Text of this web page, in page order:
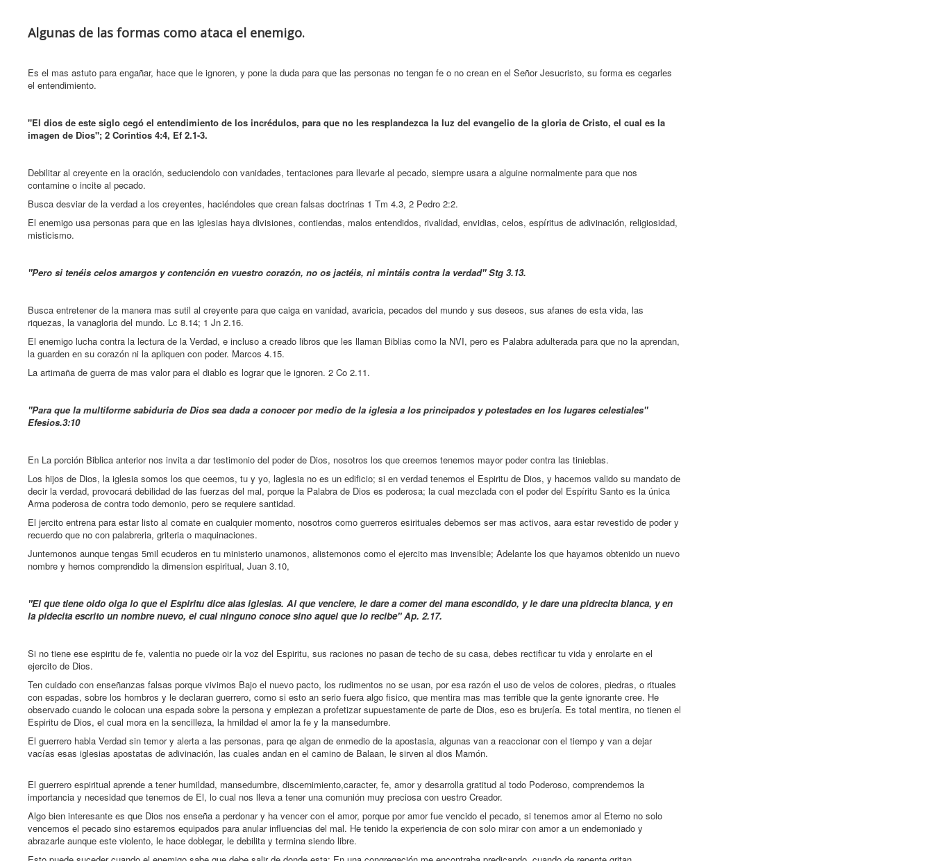
Algunas de las formas como ataca el enemigo.
Es el mas astuto para engañar, hace que le ignoren, y pone la duda para que las personas no tengan fe o no crean en el Señor Jesucristo, su forma es cegarles
el entendimiento.
"El dios de este siglo cegó el entendimiento de los incrédulos, para que no les resplandezca la luz del evangelio de la gloria de Cristo, el cual es la
imagen de Dios"; 2 Corintios 4:4, Ef 2.1-3.
Debilitar al creyente en la oración, seduciendolo con vanidades, tentaciones para llevarle al pecado, siempre usara a alguine normalmente para que nos
contamine o incite al pecado.
Busca desviar de la verdad a los creyentes, haciéndoles que crean falsas doctrinas 1 Tm 4.3, 2 Pedro 2:2.
El enemigo usa personas para que en las iglesias haya divisiones, contiendas, malos entendidos, rivalidad, envidias, celos, espíritus de adivinación, religiosidad,
misticismo.
"Pero si tenéis celos amargos y contención en vuestro corazón, no os jactéis, ni mintáis contra la verdad" Stg 3.13.
Busca entretener de la manera mas sutil al creyente para que caiga en vanidad, avaricia, pecados del mundo y sus deseos, sus afanes de esta vida, las
riquezas, la vanagloria del mundo. Lc 8.14; 1 Jn 2.16.
El enemigo lucha contra la lectura de la Verdad, e incluso a creado libros que les llaman Biblias como la NVI, pero es Palabra adulterada para que no la aprendan,
la guarden en su corazón ni la apliquen con poder. Marcos 4.15.
La artimaña de guerra de mas valor para el diablo es lograr que le ignoren. 2 Co 2.11.
"Para que la multiforme sabiduria de Dios sea dada a conocer por medio de la iglesia a los principados y potestades en los lugares celestiales"
Efesios.3:10
En La porción Biblica anterior nos invita a dar testimonio del poder de Dios, nosotros los que creemos tenemos mayor poder contra las tinieblas.
Los hijos de Dios, la iglesia somos los que ceemos, tu y yo, laglesia no es un edificio; si en verdad tenemos el Espiritu de Dios, y hacemos valido su mandato de
decir la verdad, provocará debilidad de las fuerzas del mal, porque la Palabra de Dios es poderosa; la cual mezclada con el poder del Espíritu Santo es la única
Arma poderosa de contra todo demonio, pero se requiere santidad.
El jercito entrena para estar listo al comate en cualquier momento, nosotros como guerreros esirituales debemos ser mas activos, aara estar revestido de poder y
recuerdo que no con palabreria, griteria o maquinaciones.
Juntemonos aunque tengas 5mil ecuderos en tu ministerio unamonos, alistemonos como el ejercito mas invensible; Adelante los que hayamos obtenido un nuevo
nombre y hemos comprendido la dimension espiritual, Juan 3.10,
"El que tiene oido oiga lo que el Espiritu dice alas iglesias. Al que venciere, le dare a comer del mana escondido, y le dare una pidrecita blanca, y en
la pidecita escrito un nombre nuevo, el cual ninguno conoce sino aquel que lo recibe" Ap. 2.17.
Si no tiene ese espiritu de fe, valentia no puede oir la voz del Espiritu, sus raciones no pasan de techo de su casa, debes rectificar tu vida y enrolarte en el
ejercito de Dios.
Ten cuidado con enseñanzas falsas porque vivimos Bajo el nuevo pacto, los rudimentos no se usan, por esa razón el uso de velos de colores, piedras, o rituales
con espadas, sobre los hombros y le declaran guerrero, como si esto an serio fuera algo fisico, que mentira mas mas terrible que la gente ignorante cree. He
observado cuando le colocan una espada sobre la persona y empiezan a profetizar supuestamente de parte de Dios, eso es brujería. Es total mentira, no tienen el
Espiritu de Dios, el cual mora en la sencilleza, la hmildad el amor la fe y la mansedumbre.
El guerrero habla Verdad sin temor y alerta a las personas, para qe algan de enmedio de la apostasia, algunas van a reaccionar con el tiempo y van a dejar
vacías esas iglesias apostatas de adivinación, las cuales andan en el camino de Balaan, le sirven al dios Mamón.
El guerrero espiritual aprende a tener humildad, mansedumbre, discernimiento,caracter, fe, amor y desarrolla gratitud al todo Poderoso, comprendemos la
importancia y necesidad que tenemos de El, lo cual nos lleva a tener una comunión muy preciosa con uestro Creador.
Algo bien interesante es que Dios nos enseña a perdonar y ha vencer con el amor, porque por amor fue vencido el pecado, si tenemos amor al Eterno no solo
vencemos el pecado sino estaremos equipados para anular influencias del mal. He tenido la experiencia de con solo mirar con amor a un endemoniado y
abrazarle aunque este violento, le hace doblegar, le debilita y termina siendo libre.